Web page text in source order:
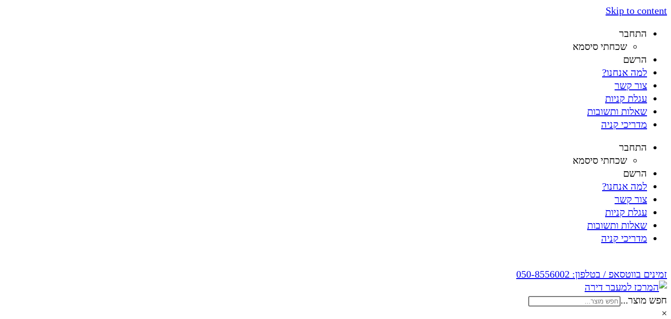
Skip to content
התחבר
שכחתי סיסמא
הרשם
למה אנחנו?
צור קשר
עגלת קניות
שאלות ותשובות
מדריכי קניה
התחבר
שכחתי סיסמא
הרשם
למה אנחנו?
צור קשר
עגלת קניות
שאלות ותשובות
מדריכי קניה
זמינים בווטסאפ / בטלפון: 050-8556002
חפש מוצר...
×